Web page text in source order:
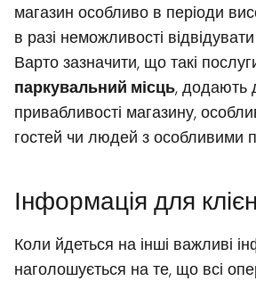
магазин особливо в періоди
в разі неможливості відвідувати
Варто зазначити, що такі
паркувальний місць, додають
привабливості магазину,
гостей чи людей з особливими
Інформація для
Коли йдеться на інші важливі
наголошується на те, що всі